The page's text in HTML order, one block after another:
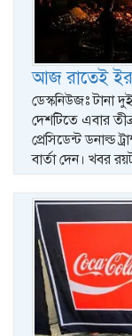
আজ রাতেই
ডেস্কনিউজঃ টানা
দেশটিতে এবার
প্রেসিডেন্ট ডনাল্ড
বার্তা দেন। খবর